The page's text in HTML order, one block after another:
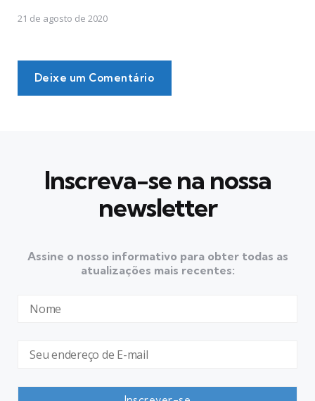
21 de agosto de 2020
Deixe um Comentário
Inscreva-se na nossa
newsletter
Assine o nosso informativo para obter todas as
atualizações mais recentes: